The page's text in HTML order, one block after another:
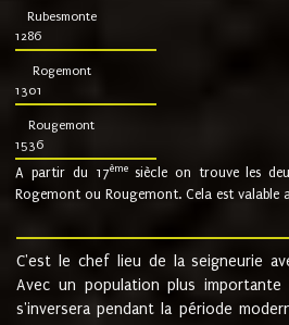
Rubesmonte
1286
Rogemont
1301
Rougemont
1536
A partir du 17ème siècle on trouve les
Rogemont ou Rougemont. Cela est valable
C'est le chef lieu de la seigneurie
Avec un population plus importante
s'inversera pendant la période